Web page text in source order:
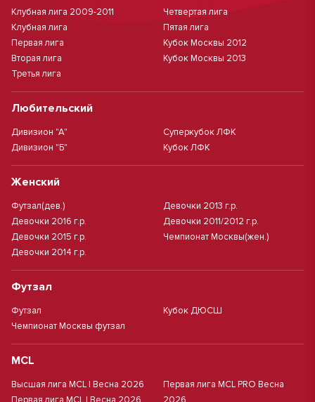
Клубная лига 2009-2011
Клубная лига
Первая лига
Вторая лига
Третья лига
Четвертая лига
Пятая лига
Кубок Москвы 2012
Кубок Москвы 2013
Любительский
Дивизион "А"
Дивизион "Б"
Суперкубок ЛФК
Кубок ЛФК
Женский
Футзал(дев.)
Девочки 2016 г.р.
Девочки 2015 г.р.
Девочки 2014 г.р.
Девочки 2013 г.р.
Девочки 2011/2012 г.р.
Чемпионат Москвы(жен.)
Футзал
Футзал
Чемпионат Москвы футзал
Кубок ДЮСШ
MCL
Высшая лига MCL | Весна 2026
Первая лига MCL PRO Весна